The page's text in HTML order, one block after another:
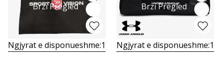
Brzi Pregled
Ngjyrat e disponueshme:1
Brzi Pregled
Ngjyrat e disponueshme:1